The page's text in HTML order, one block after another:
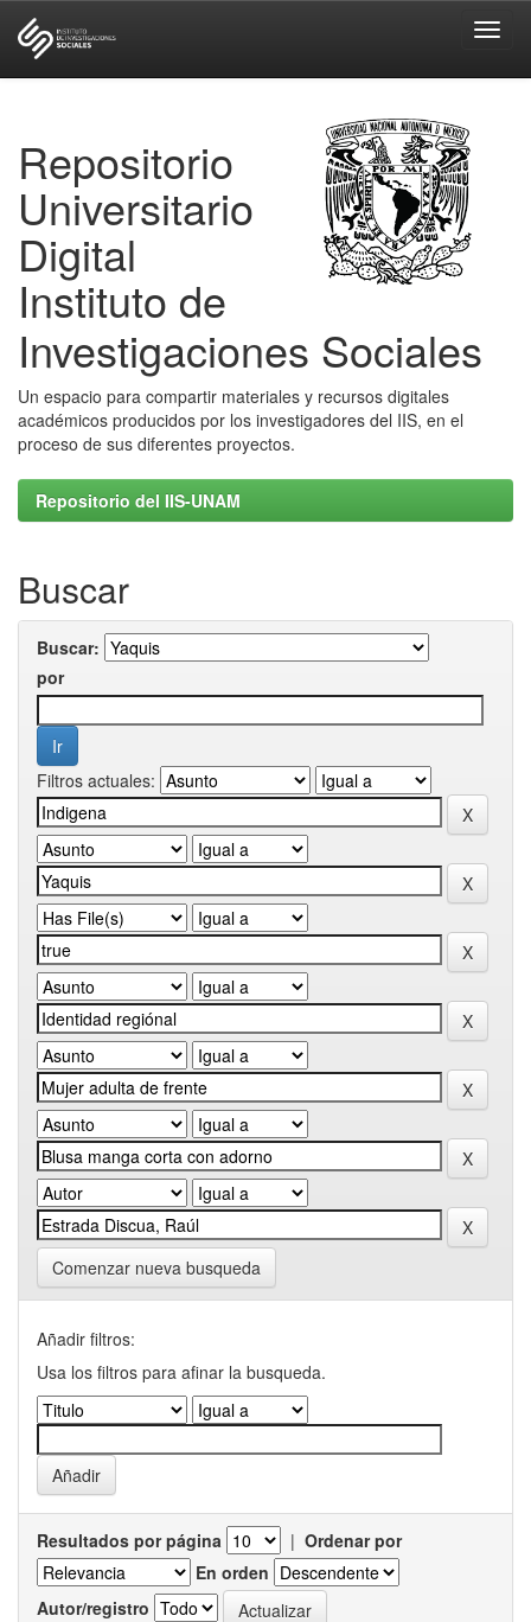
Repositorio
Universitario
Digital
Instituto de
Investigaciones Sociales
Un espacio para compartir materiales y recursos digitales
académicos producidos por los investigadores del IIS, en el
proceso de sus diferentes proyectos.
Repositorio del IIS-UNAM
Buscar
Buscar:
por
Filtros actuales:
Comenzar nueva busqueda
Añadir filtros:
Usa los filtros para afinar la busqueda.
Resultados por página | Ordenar por
En orden
Autor/registro